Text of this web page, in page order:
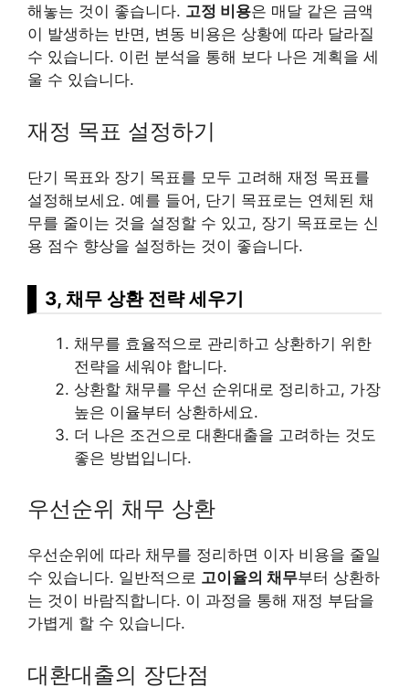
해놓는 것이 좋습니다. 고정 비용은 매달 같은 금액
이 발생하는 반면, 변동 비용은 상황에 따라 달라질
수 있습니다. 이런 분석을 통해 보다 나은 계획을 세
울 수 있습니다.
재정 목표 설정하기
단기 목표와 장기 목표를 모두 고려해 재정 목표를
설정해보세요. 예를 들어, 단기 목표로는 연체된 채
무를 줄이는 것을 설정할 수 있고, 장기 목표로는 신
용 점수 향상을 설정하는 것이 좋습니다.
3, 채무 상환 전략 세우기
채무를 효율적으로 관리하고 상환하기 위한
전략을 세워야 합니다.
상환할 채무를 우선 순위대로 정리하고, 가장
높은 이율부터 상환하세요.
더 나은 조건으로 대환대출을 고려하는 것도
좋은 방법입니다.
우선순위 채무 상환
우선순위에 따라 채무를 정리하면 이자 비용을 줄일
수 있습니다. 일반적으로 고이율의 채무부터 상환하
는 것이 바람직합니다. 이 과정을 통해 재정 부담을
가볍게 할 수 있습니다.
대환대출의 장단점